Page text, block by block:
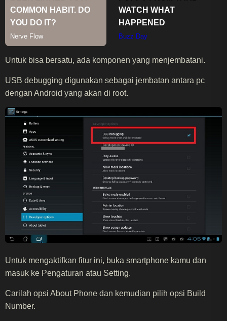
Untuk bisa bersatu, ada komponen yang menjembatani.
USB debugging digunakan sebagai jembatan antara pc
dengan Android yang akan di root.
Untuk mengaktifkan fitur ini, buka smartphone kamu dan
masuk ke Pengaturan atau Setting.
Carilah opsi About Phone dan kemudian pilih opsi Build
Number.